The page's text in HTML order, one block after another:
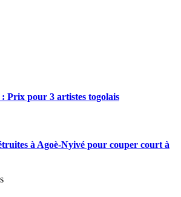
Prix pour 3 artistes togolais
à Agoè-Nyivé pour couper court à